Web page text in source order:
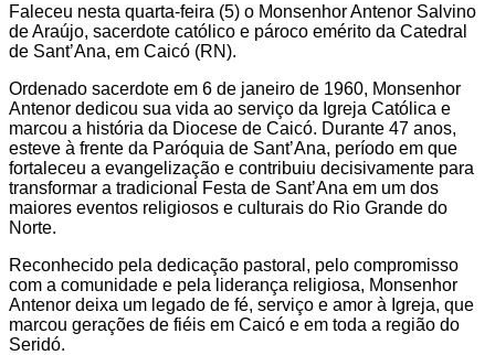
Faleceu nesta quarta-feira (5) o Monsenhor Antenor Salvino
de Araújo, sacerdote católico e pároco emérito da Catedral
de Sant’Ana, em Caicó (RN).
Ordenado sacerdote em 6 de janeiro de 1960, Monsenhor
Antenor dedicou sua vida ao serviço da Igreja Católica e
marcou a história da Diocese de Caicó. Durante 47 anos,
esteve à frente da Paróquia de Sant’Ana, período em que
fortaleceu a evangelização e contribuiu decisivamente para
transformar a tradicional Festa de Sant’Ana em um dos
maiores eventos religiosos e culturais do Rio Grande do
Norte.
Reconhecido pela dedicação pastoral, pelo compromisso
com a comunidade e pela liderança religiosa, Monsenhor
Antenor deixa um legado de fé, serviço e amor à Igreja, que
marcou gerações de fiéis em Caicó e em toda a região do
Seridó.